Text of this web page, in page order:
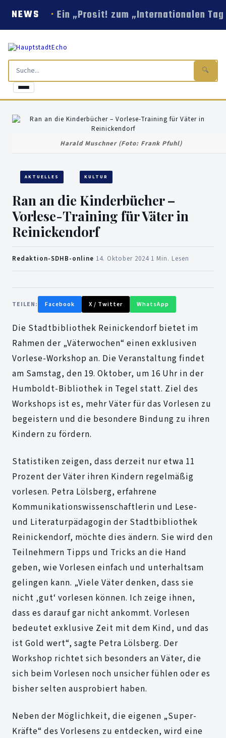
NEWS Ein „Prosit! zum „Internationalen
🔍
Harald Muschner (Foto: Frank Pfuhl)
AKTUELLES KULTUR
Ran an die Kinderbücher –
Vorlese-Training für Väter in
Reinickendorf
Redaktion-SDHB-online 14. Oktober 2024 1 Min. Lesen
TEILEN: Facebook X / Twitter WhatsApp
Die Stadtbibliothek Reinickendorf bietet im
Rahmen der „Väterwochen“ einen exklusiven
Vorlese-Workshop an. Die Veranstaltung findet
am Samstag, den 19. Oktober, um 16 Uhr in der
Humboldt-Bibliothek in Tegel statt. Ziel des
Workshops ist es, mehr Väter für das Vorlesen zu
begeistern und die besondere Bindung zu ihren
Kindern zu fördern.
Statistiken zeigen, dass derzeit nur etwa 11
Prozent der Väter ihren Kindern regelmäßig
vorlesen. Petra Lölsberg, erfahrene
Kommunikationswissenschaftlerin und Lese-
und Literaturpädagogin der Stadtbibliothek
Reinickendorf, möchte dies ändern. Sie wird den
Teilnehmern Tipps und Tricks an die Hand
geben, wie Vorlesen einfach und unterhaltsam
gelingen kann. „Viele Väter denken, dass sie
nicht ‚gut‘ vorlesen können. Ich zeige ihnen,
dass es darauf gar nicht ankommt. Vorlesen
bedeutet exklusive Zeit mit dem Kind, und das
ist Gold wert“, sagte Petra Lölsberg. Der
Workshop richtet sich besonders an Väter, die
sich beim Vorlesen noch unsicher fühlen oder es
bisher selten ausprobiert haben.
Neben der Möglichkeit, die eigenen „Super-
Kräfte“ des Vorlesens zu entdecken, wird eine